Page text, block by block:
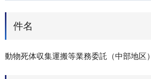
件名
動物死体収集運搬等業務委託（中部地区）